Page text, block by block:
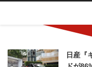
日産『